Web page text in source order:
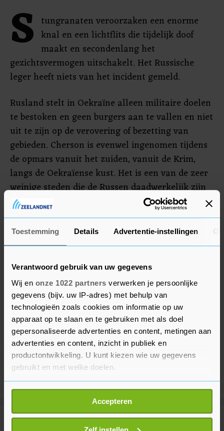
Toestemming Details Advertentie-instellingen
Verantwoord gebruik van uw gegevens
Wij en onze 1022 partners verwerken je persoonlijke
gegevens (bijv. uw IP-adres) met behulp van
technologieën zoals cookies om informatie op uw
apparaat op te slaan en te gebruiken met als doel
gepersonaliseerde advertenties en content, metingen aan
advertenties en content, inzicht in publiek en
productontwikkeling. U kunt kiezen wie uw gegevens
gebruikt en met welke doelen.
Als u het toestaat, willen we ook graag:
Informatie verzamelen over uw geografische
locatie, die tot een paar meter nauwkeurig kan zijn
Uw apparaat identificeren door het actief te
Accepteren
S tungranaten veroorzaken een enorme
knal en een lichtflits die tijdelijk doof
maakt en secondenlang het
gezichtsvermogen uitschakelt. Het Russische
leger heeft niets van het incident gemeld.
Rusland stelt in Oekraïne alleen militaire doelen
te bestoken en geen burgers aan te vallen en niet
uit te zijn op de verovering of bezetting van
gebieden. Cherson is evenwel ingenomen tijdens
de opmars vanuit het zuiden, vanuit de Krim,
langs de Oekraïense kust. Het is een van de zeer
weinige steden die de Russen daadwerkelijk zijn
binnengetrokken.
Meer uit Buitenland